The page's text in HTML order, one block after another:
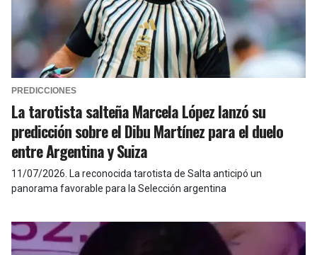
PREDICCIONES
La tarotista salteña Marcela López lanzó su
predicción sobre el Dibu Martínez para el duelo
entre Argentina y Suiza
11/07/2026 La reconocida tarotista de Salta anticipó un
panorama favorable para la Selección argentina